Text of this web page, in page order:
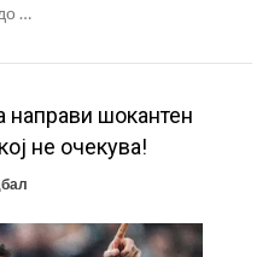
…
шокантен
не очекува!